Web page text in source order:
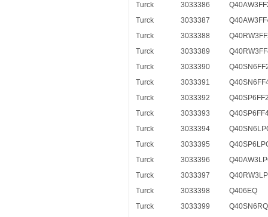
Turck
3033386
Turck
3033387
Turck
3033388
Turck
3033389
Turck
3033390
Turck
3033391
Turck
3033392
Turck
3033393
Turck
3033394
Turck
3033395
Turck
3033396
Turck
3033397
Turck
3033398
Q406EQ
Turck
3033399
Q40SN6RQ